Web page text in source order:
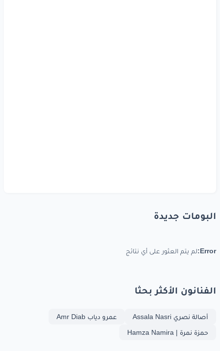
البومات جديدة
Error: لم يتم العثور على أي نتائج
الفنانون الأكثر بحثا
أصالة نصري Assala Nasri
عمرو دياب Amr Diab
حمزة نمرة | Hamza Namira